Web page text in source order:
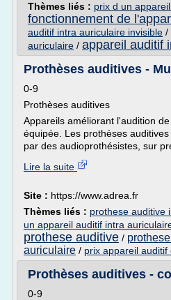
Thèmes liés : prix d un
fonctionnement de
auditif intra auriculaire invisible /
auriculaire / appareil auditif
Prothèses auditives -
0-9
Prothèses auditives
Appareils améliorant l'audition
équipée. Les prothèses
par des audioprothésistes, sur
Lire la suite
Site : https://www.adrea.fr
Thèmes liés : prothese auditive
un appareil auditif intra
prothese auditive /
auriculaire / prix appareil
Prothèses auditives -
0-9